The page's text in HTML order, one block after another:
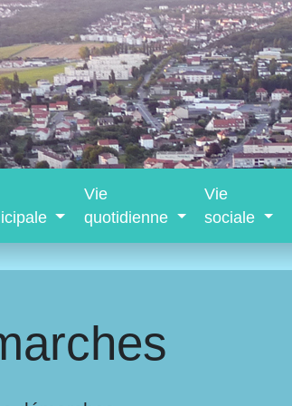
Vie
quotidienne
Vie
sociale